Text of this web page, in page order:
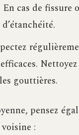
cas de fissure
gouttières.
pensez
: